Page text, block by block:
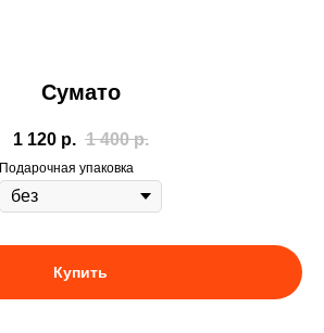
Сумато
1 120 р. 1 400 р.
Подарочная упаковка
Купить